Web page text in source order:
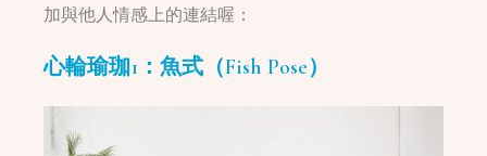
加與他人情感上的連結喔：
心輪瑜珈1：魚式（Fish Pose）